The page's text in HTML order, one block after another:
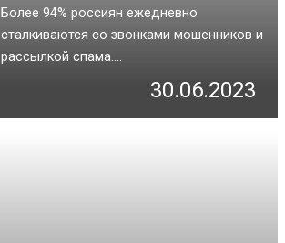
Более 94% россиян ежедневно
сталкиваются со звонками мошенников и
рассылкой спама....
30.06.2023